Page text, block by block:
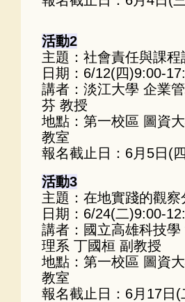
活動2
主題：社會責任與課程
日期：6/12(四)9:00-
講者：淡江大學 企業
芬 教授
地點：第一校區 圖資
教室
報名截止日：6月5日(
活動3
主題：在地實踐的觀察
日期：6/24(二)9:00-
講者：國立高雄科技
理系 丁國桓 副教授
地點：第一校區 圖資
教室
報名截止日：6月17日(